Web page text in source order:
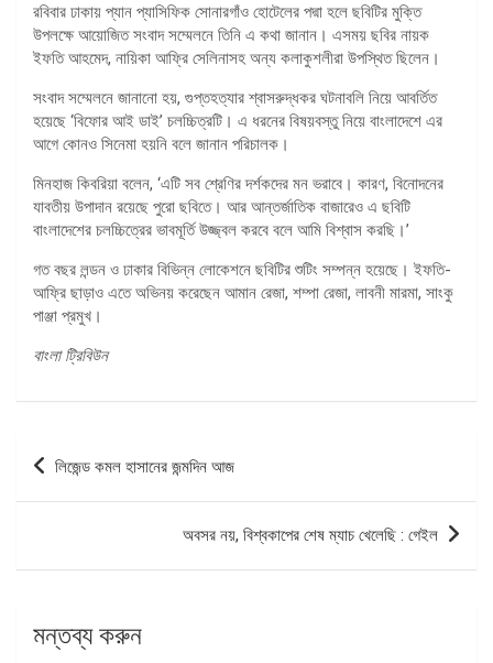
রবিবার ঢাকায় প্যান প্যাসিফিক সোনারগাঁও হোটেলের পদ্মা হলে ছবিটির মুক্তি
উপলক্ষে আয়োজিত সংবাদ সম্মেলনে তিনি এ কথা জানান। এসময় ছবির নায়ক
ইফতি আহমেদ, নায়িকা আফ্রি সেলিনাসহ অন্য কলাকুশলীরা উপস্থিত ছিলেন।
সংবাদ সম্মেলনে জানানো হয়, গুপ্তহত্যার শ্বাসরুদ্ধকর ঘটনাবলি নিয়ে আবর্তিত
হয়েছে ‘বিফোর আই ডাই’ চলচ্চিত্রটি। এ ধরনের বিষয়বস্তু নিয়ে বাংলাদেশে এর
আগে কোনও সিনেমা হয়নি বলে জানান পরিচালক।
মিনহাজ কিবরিয়া বলেন, ‘এটি সব শ্রেণির দর্শকদের মন ভরাবে। কারণ, বিনোদনের
যাবতীয় উপাদান রয়েছে পুরো ছবিতে। আর আন্তর্জাতিক বাজারেও এ ছবিটি
বাংলাদেশের চলচ্চিত্রের ভাবমূর্তি উজ্জ্বল করবে বলে আমি বিশ্বাস করছি।’
গত বছর লন্ডন ও ঢাকার বিভিন্ন লোকেশনে ছবিটির শুটিং সম্পন্ন হয়েছে। ইফতি-
আফ্রি ছাড়াও এতে অভিনয় করেছেন আমান রেজা, শম্পা রেজা, লাবনী মারমা, সাংকু
পাঞ্জা প্রমুখ।
বাংলা ট্রিবিউন
পোস্ট
ন্যাভিগেশন
লিজেন্ড কমল হাসানের জন্মদিন আজ
অবসর নয়, বিশ্বকাপের শেষ ম্যাচ খেলেছি : গেইল
মন্তব্য করুন